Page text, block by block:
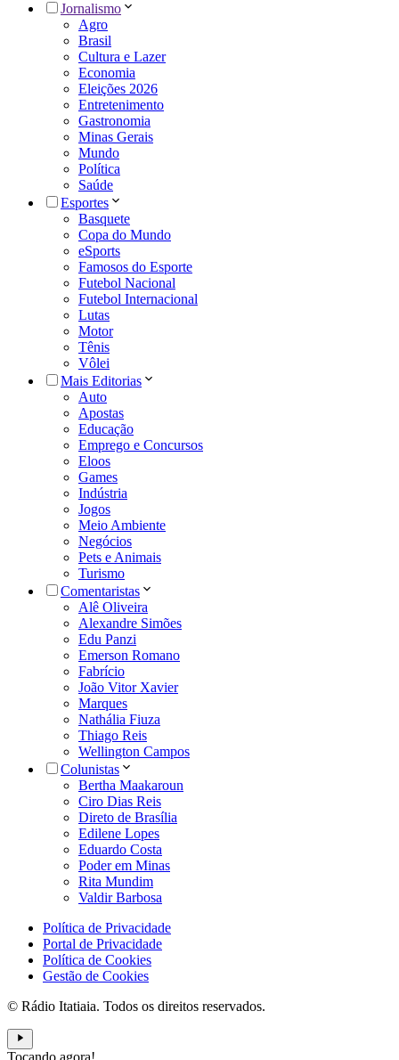
Jornalismo
Agro
Brasil
Cultura e Lazer
Economia
Eleições 2026
Entretenimento
Gastronomia
Minas Gerais
Mundo
Política
Saúde
Esportes
Basquete
Copa do Mundo
eSports
Famosos do Esporte
Futebol Nacional
Futebol Internacional
Lutas
Motor
Tênis
Vôlei
Mais Editorias
Auto
Apostas
Educação
Emprego e Concursos
Eloos
Games
Indústria
Jogos
Meio Ambiente
Negócios
Pets e Animais
Turismo
Comentaristas
Alê Oliveira
Alexandre Simões
Edu Panzi
Emerson Romano
Fabrício
João Vitor Xavier
Marques
Nathália Fiuza
Thiago Reis
Wellington Campos
Colunistas
Bertha Maakaroun
Ciro Dias Reis
Direto de Brasília
Edilene Lopes
Eduardo Costa
Poder em Minas
Rita Mundim
Valdir Barbosa
Política de Privacidade
Portal de Privacidade
Política de Cookies
Gestão de Cookies
© Rádio Itatiaia. Todos os direitos reservados.
Tocando agora!